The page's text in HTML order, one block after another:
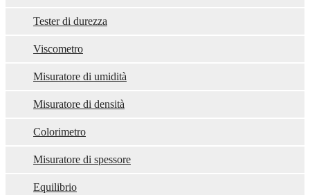
Tester di durezza
Viscometro
Misuratore di umidità
Misuratore di densità
Colorimetro
Misuratore di spessore
Equilibrio